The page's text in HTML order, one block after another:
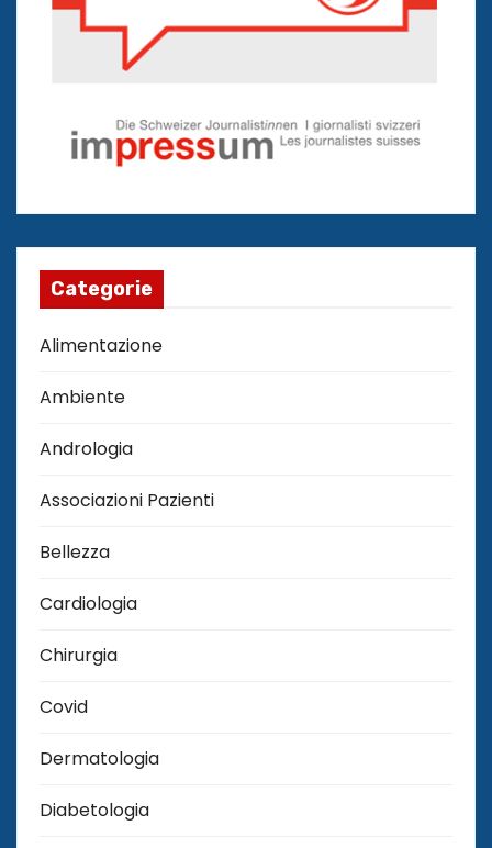
Categorie
Alimentazione
Ambiente
Andrologia
Associazioni Pazienti
Bellezza
Cardiologia
Chirurgia
Covid
Dermatologia
Diabetologia